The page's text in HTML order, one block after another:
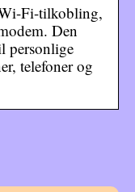
Fi-tilkobling,
Den
personlige
telefoner og